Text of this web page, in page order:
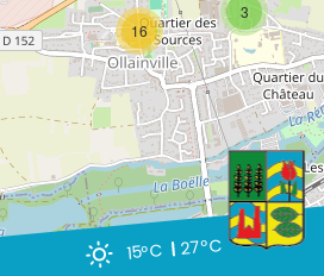
3
16
Leaflet
15°C 27°C